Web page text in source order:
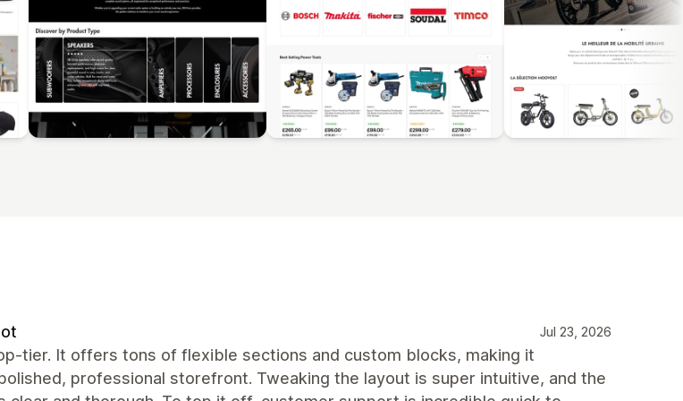
Jul 23, 2026
tier. It offers tons of flexible sections and custom blocks, making it
professional storefront. Tweaking the layout is super intuitive, and the